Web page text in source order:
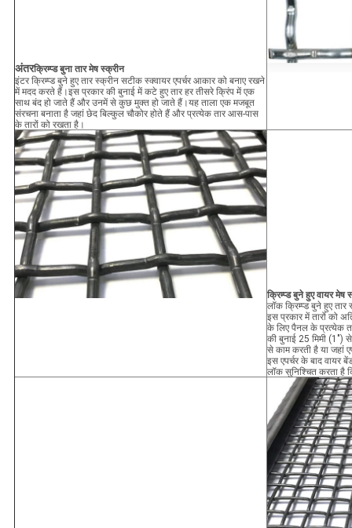
अंतरक्रिम्प्ड बुना तार मेष स्क्रीन
इंटर क्रिम्प्ड बुने हुए तार स्क्रीन सटीक स्क्वायर एपर्चर आकार को बनाए रखने
में मदद करते हैं।इस प्रकार की बुनाई में कटे हुए तार हर तीसरे क्रिंप में एक
साथ बंद हो जाते हैं और उनमें से कुछ मुक्त हो जाते हैं।यह ताला एक मजबूत
संरचना बनाता है जहां छेद बिल्कुल चौकोर होते हैं और प्रत्येक तार आस-पास
के तारों को रखता है।
क्रिम्प्ड बुने हुए वायर
लॉक क्रिम्प्ड बुने हुए
इस प्रकार में तारों को
के लिए पैनल के प्रत्येक
की बुनाई 25 मिमी (1")
से काम करती है या जहां
इस एपर्चर के बाद वायर
लॉक सुनिश्चित करता है